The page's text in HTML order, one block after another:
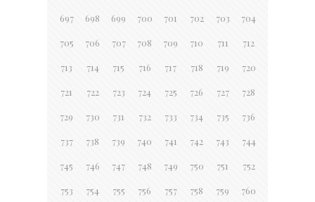
697 698 699 700 701 702 703 704
705 706 707 708 709 710 711 712
713 714 715 716 717 718 719 720
721 722 723 724 725 726 727 728
729 730 731 732 733 734 735 736
737 738 739 740 741 742 743 744
745 746 747 748 749 750 751 752
753 754 755 756 757 758 759 760